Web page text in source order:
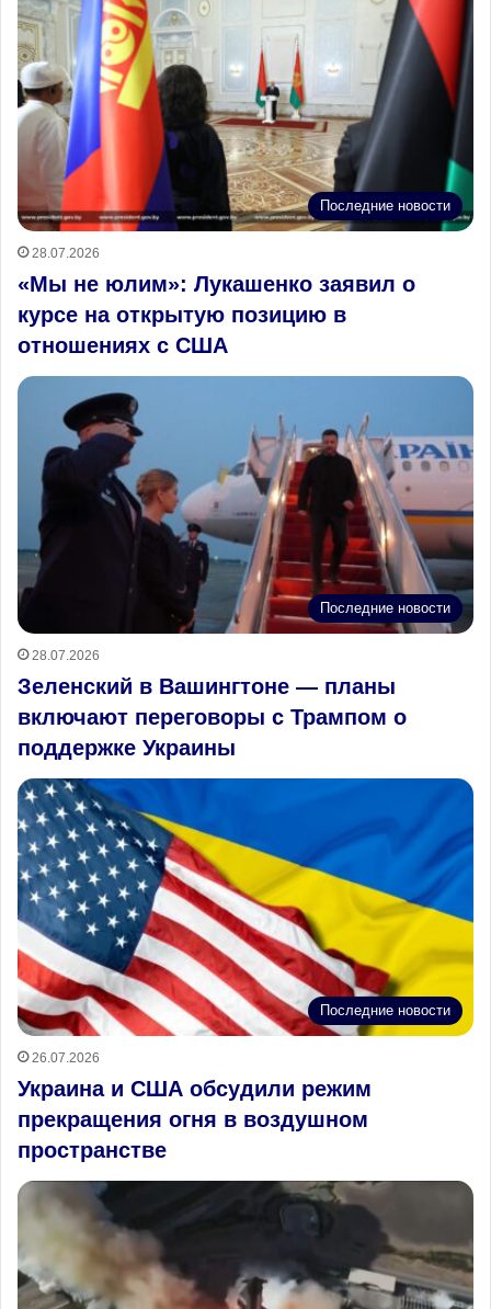
Последние новости
28.07.2026
«Мы не юлим»: Лукашенко заявил о
курсе на открытую позицию в
отношениях с США
Последние новости
28.07.2026
Зеленский в Вашингтоне — планы
включают переговоры с Трампом о
поддержке Украины
Последние новости
26.07.2026
Украина и США обсудили режим
прекращения огня в воздушном
пространстве